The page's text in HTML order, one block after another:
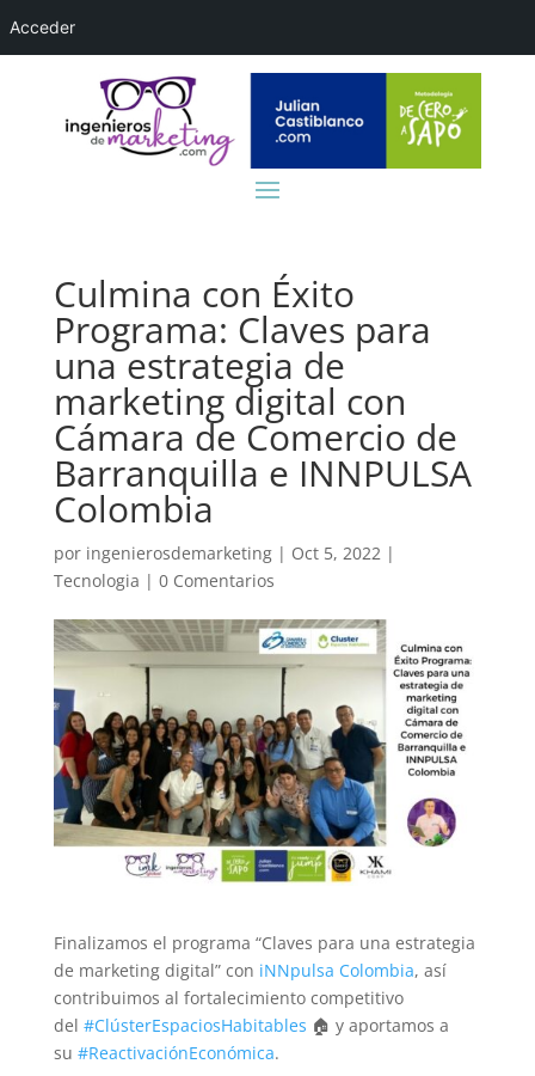
Culmina con Éxito
Programa: Claves para
una estrategia de
marketing digital con
Cámara de Comercio de
Barranquilla e INNPULSA
Colombia
por ingenierosdemarketing| Oct 5, 2022 |
Tecnologia | 0 Comentarios
Finalizamos el programa “Claves para una estrategia
de marketing digital” con iNNpulsa Colombia, así
contribuimos al fortalecimiento competitivo
del #ClústerEspaciosHabitables 🏠 y aportamos a
su #ReactivaciónEconómica.
Acceder